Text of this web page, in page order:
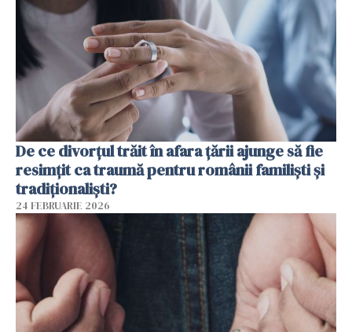
De ce divorțul trăit în afara țării ajunge să fie
resimțit ca traumă pentru românii familiști și
tradiționaliști?
24 FEBRUARIE 2026